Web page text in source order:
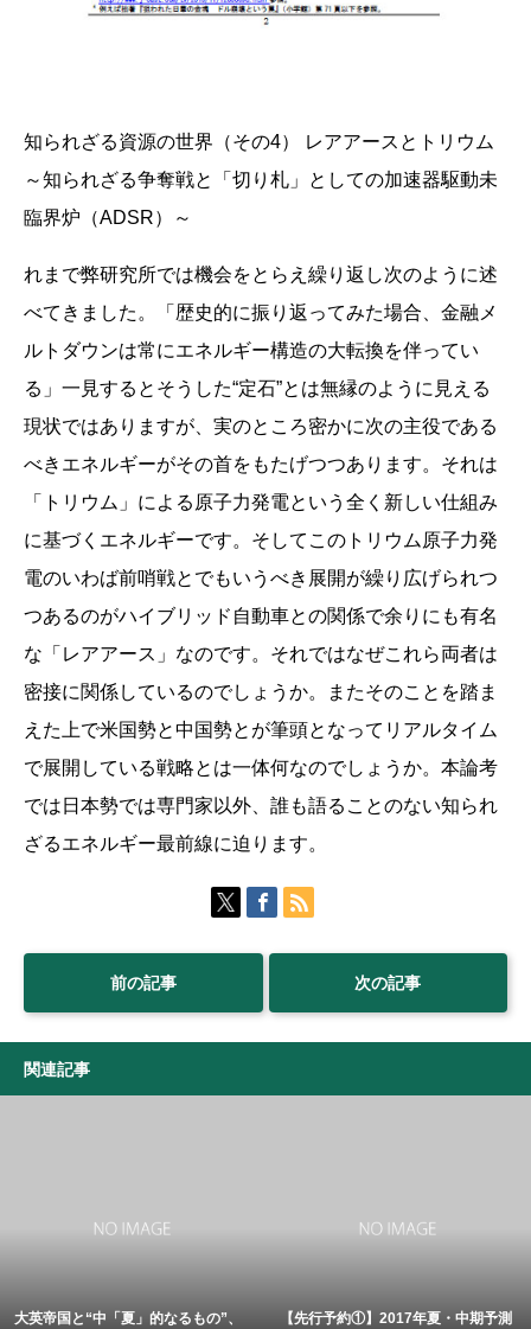
知られざる資源の世界（その4） レアアースとトリウム
～知られざる争奪戦と「切り札」としての加速器駆動未
臨界炉（ADSR）～
れまで弊研究所では機会をとらえ繰り返し次のように述
べてきました。「歴史的に振り返ってみた場合、金融メ
ルトダウンは常にエネルギー構造の大転換を伴ってい
る」一見するとそうした“定石”とは無縁のように見える
現状ではありますが、実のところ密かに次の主役である
べきエネルギーがその首をもたげつつあります。それは
「トリウム」による原子力発電という全く新しい仕組み
に基づくエネルギーです。そしてこのトリウム原子力発
電のいわば前哨戦とでもいうべき展開が繰り広げられつ
つあるのがハイブリッド自動車との関係で余りにも有名
な「レアアース」なのです。それではなぜこれら両者は
密接に関係しているのでしょうか。またそのことを踏ま
えた上で米国勢と中国勢とが筆頭となってリアルタイム
で展開している戦略とは一体何なのでしょうか。本論考
では日本勢では専門家以外、誰も語ることのない知られ
ざるエネルギー最前線に迫ります。
前の記事 次の記事
関連記事
大英帝国と“中「夏」的なるもの”、
【先行予約①】2017年夏・中期予測